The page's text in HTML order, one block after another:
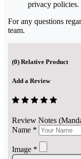
privacy policies.
For any questions
team.
(0) Relative Product
Add a Review
Review Notes
Name *
Image *